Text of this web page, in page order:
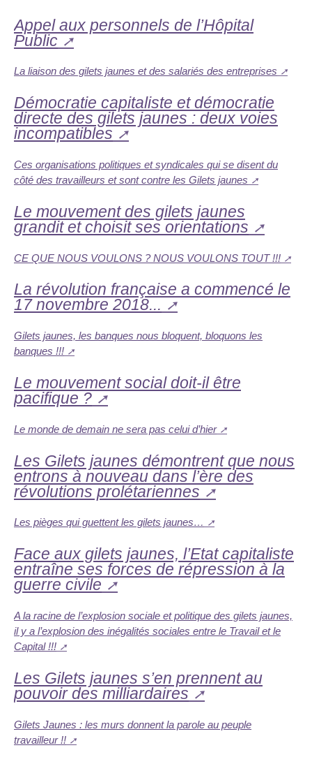
Appel aux personnels de l’Hôpital
Public
La liaison des gilets jaunes et des salariés des entreprises
Démocratie capitaliste et démocratie
directe des gilets jaunes : deux voies
incompatibles
Ces organisations politiques et syndicales qui se disent du
côté des travailleurs et sont contre les Gilets jaunes
Le mouvement des gilets jaunes
grandit et choisit ses orientations
CE QUE NOUS VOULONS ? NOUS VOULONS TOUT !!!
La révolution française a commencé le
17 novembre 2018...
Gilets jaunes, les banques nous bloquent, bloquons les
banques !!!
Le mouvement social doit-il être
pacifique ?
Le monde de demain ne sera pas celui d’hier
Les Gilets jaunes démontrent que nous
entrons à nouveau dans l’ère des
révolutions prolétariennes
Les pièges qui guettent les gilets jaunes…
Face aux gilets jaunes, l’Etat capitaliste
entraîne ses forces de répression à la
guerre civile
A la racine de l’explosion sociale et politique des gilets jaunes,
il y a l’explosion des inégalités sociales entre le Travail et le
Capital !!!
Les Gilets jaunes s’en prennent au
pouvoir des milliardaires
Gilets Jaunes : les murs donnent la parole au peuple
travailleur !!